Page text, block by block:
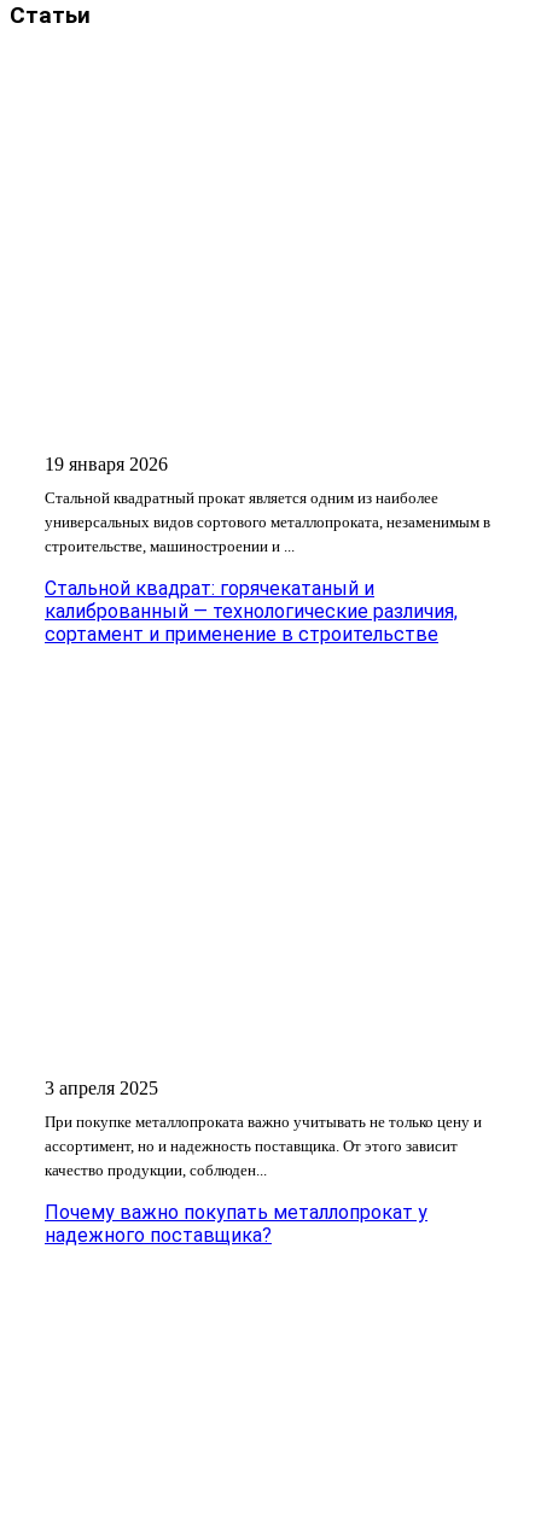
Статьи
19 января 2026
Стальной квадратный прокат является одним из наиболее
универсальных видов сортового металлопроката, незаменимым в
строительстве, машиностроении и ...
Стальной квадрат: горячекатаный и
калиброванный — технологические различия,
сортамент и применение в строительстве
3 апреля 2025
При покупке металлопроката важно учитывать не только цену и
ассортимент, но и надежность поставщика. От этого зависит
качество продукции, соблюден...
Почему важно покупать металлопрокат у
надежного поставщика?